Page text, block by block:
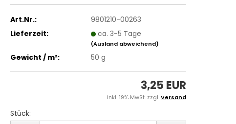
Schnelle Anmeldung mit
Art.Nr.:
9801210-00263
Lieferzeit:
ca. 3-5 Tage
(Ausland abweichend)
Gewicht / m²: 50 g
3,25 EUR
inkl. 19% MwSt. zzgl.Versand
Stück: